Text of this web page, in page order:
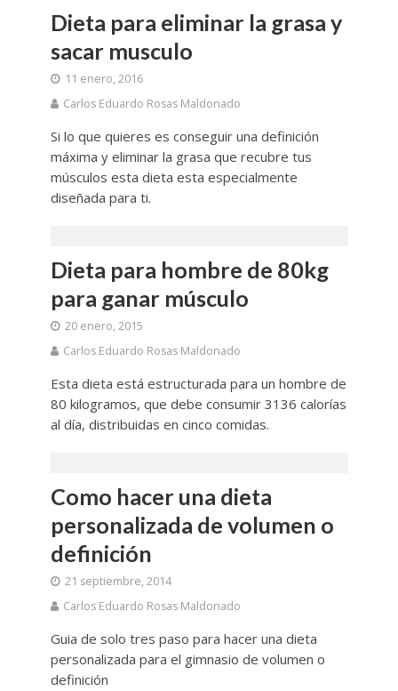
Dieta para eliminar la grasa y
sacar musculo
11 enero, 2016
Carlos Eduardo Rosas Maldonado
Si lo que quieres es conseguir una definición
máxima y eliminar la grasa que recubre tus
músculos esta dieta esta especialmente
diseñada para ti.
Dieta para hombre de 80kg
para ganar músculo
20 enero, 2015
Carlos Eduardo Rosas Maldonado
Esta dieta está estructurada para un hombre de
80 kilogramos, que debe consumir 3136 calorías
al día, distribuidas en cinco comidas.
Como hacer una dieta
personalizada de volumen o
definición
21 septiembre, 2014
Carlos Eduardo Rosas Maldonado
Guia de solo tres paso para hacer una dieta
personalizada para el gimnasio de volumen o
definición